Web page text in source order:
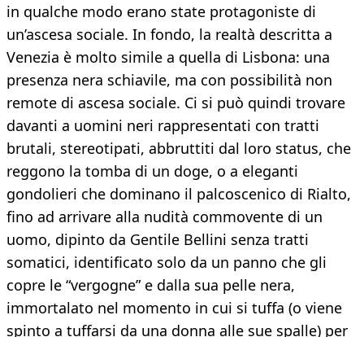
in qualche modo erano state protagoniste di
un’ascesa sociale. In fondo, la realtà descritta a
Venezia è molto simile a quella di Lisbona: una
presenza nera schiavile, ma con possibilità non
remote di ascesa sociale. Ci si può quindi trovare
davanti a uomini neri rappresentati con tratti
brutali, stereotipati, abbruttiti dal loro status, che
reggono la tomba di un doge, o a eleganti
gondolieri che dominano il palcoscenico di Rialto,
fino ad arrivare alla nudità commovente di un
uomo, dipinto da Gentile Bellini senza tratti
somatici, identificato solo da un panno che gli
copre le “vergogne” e dalla sua pelle nera,
immortalato nel momento in cui si tuffa (o viene
spinto a tuffarsi da una donna alle sue spalle) per